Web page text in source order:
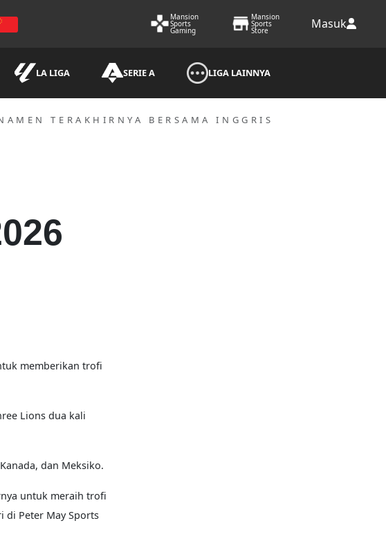
Mansion
Sports
Gaming
Mansion
Sports
Store Masuk
LA LIGA SERIE A LIGA LAINNYA
TERAKHIRNYA BERSAMA INGGRIS
memberikan trofi
Lions dua kali
dan Meksiko.
untuk meraih trofi
di Peter May Sports